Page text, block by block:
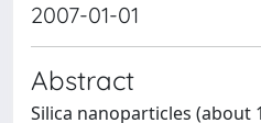
2007-01-01
Abstract
Silica nanoparticles